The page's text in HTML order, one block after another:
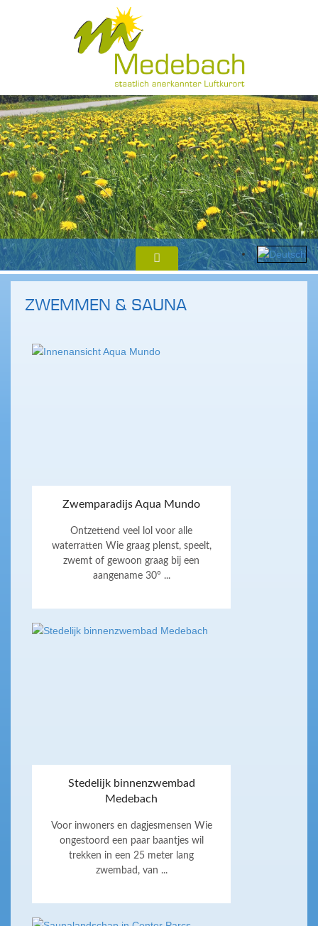
ZWEMMEN & SAUNA
Zwemparadijs Aqua Mundo
Ontzettend veel lol voor alle
waterratten Wie graag plenst, speelt,
zwemt of gewoon graag bij een
aangename 30° ...
Stedelijk binnenzwembad
Medebach
Voor inwoners en dagjesmensen Wie
ongestoord een paar baantjes wil
trekken in een 25 meter lang
zwembad, van ...